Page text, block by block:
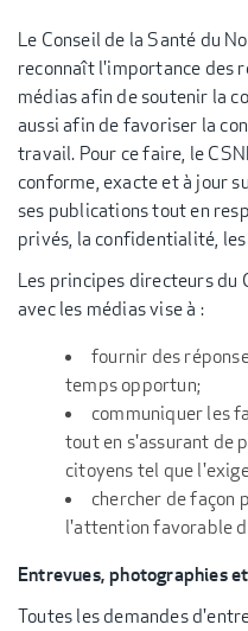
Le Conseil de la Santé du
reconnaît l'importance des
médias afin de soutenir la
aussi afin de favoriser la
travail. Pour ce faire, le
conforme, exacte et à jour
ses publications tout en
privés, la confidentialité,
Les principes directeurs du
avec les médias vise à :
fournir des
temps opportun;
communiquer les
tout en s'assurant de
citoyens tel que
chercher de façon
l'attention favorable
Entrevues, photographies
Toutes les demandes